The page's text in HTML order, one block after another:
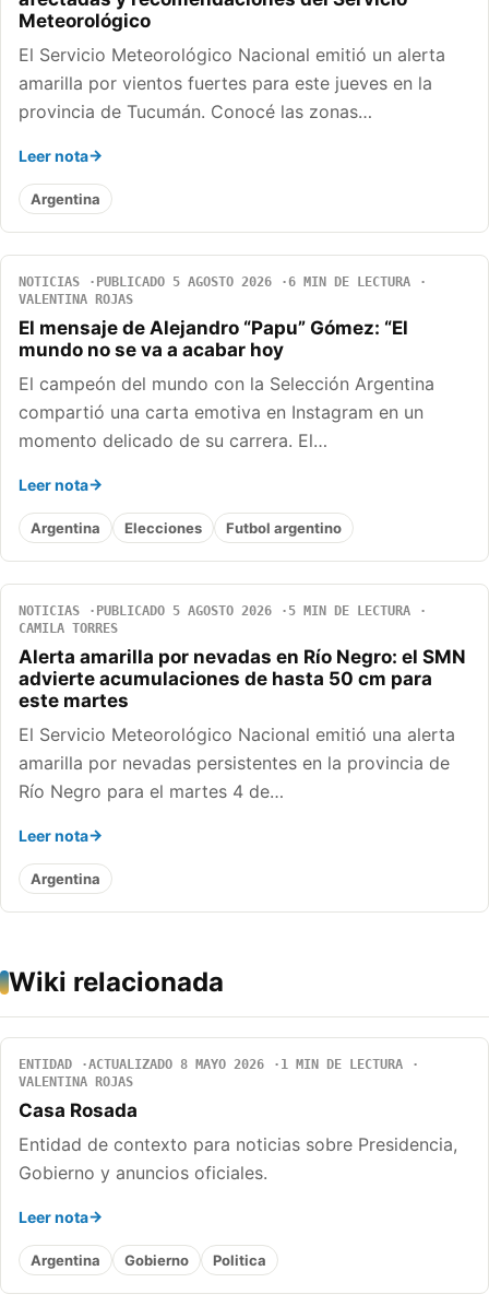
Meteorológico
El Servicio Meteorológico Nacional emitió un alerta
amarilla por vientos fuertes para este jueves en la
provincia de Tucumán. Conocé las zonas…
Leer nota
Argentina
NOTICIAS PUBLICADO 5 AGOSTO 2026
6 MIN DE LECTURA
VALENTINA ROJAS
El mensaje de Alejandro “Papu” Gómez: “El
mundo no se va a acabar hoy
El campeón del mundo con la Selección Argentina
compartió una carta emotiva en Instagram en un
momento delicado de su carrera. El…
Leer nota
Argentina Elecciones Futbol argentino
NOTICIAS PUBLICADO 5 AGOSTO 2026
5 MIN DE LECTURA
CAMILA TORRES
Alerta amarilla por nevadas en Río Negro: el SMN
advierte acumulaciones de hasta 50 cm para
este martes
El Servicio Meteorológico Nacional emitió una alerta
amarilla por nevadas persistentes en la provincia de
Río Negro para el martes 4 de…
Leer nota
Argentina
Wiki relacionada
ENTIDAD ACTUALIZADO 8 MAYO 2026
1 MIN DE LECTURA
VALENTINA ROJAS
Casa Rosada
Entidad de contexto para noticias sobre Presidencia,
Gobierno y anuncios oficiales.
Leer nota
Argentina Gobierno Politica